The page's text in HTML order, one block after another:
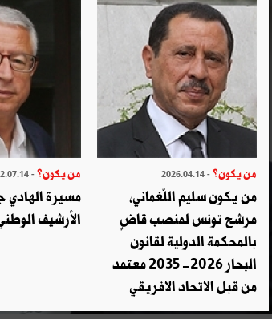
من يكون؟ - 2026.04.14
من يكون سليم اللّغماني،
مرشح تونس لمنصب قاضٍ
بالمحكمة الدولية لقانون
البحار 2026- 2035 معتمد
من قبل الاتحاد الافريقي
من يكون؟ - 2022.07.14
مسيرة الهادي
الأرشيف